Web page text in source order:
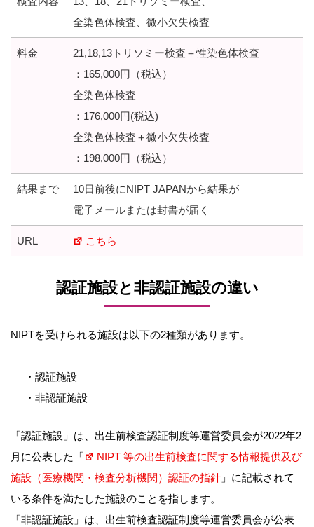
全染色体検査、微小欠失検査
料金
21,18,13トリソミー検査＋性染色体検査
：165,000円（税込）
全染色体検査
：176,000円(税込)
全染色体検査＋微小欠失検査
：198,000円（税込）
結果まで
10日前後にNIPT JAPANから結果が
電子メールまたは封書が届く
URL こちら
認証施設と非認証施設の違い
NIPTを受けられる施設は以下の2種類があります。
・認証施設
・非認証施設
「認証施設」は、出生前検査認証制度等運営委員会が2022年2
月に公表した「
NIPT 等の出生前検査に関する情報提供及び
施設（医療機関・検査分析機関）認証の指針 」に記載されて
いる条件を満たした施設のことを指します。
「非認証施設」は、出生前検査認証制度等運営委員会が公表